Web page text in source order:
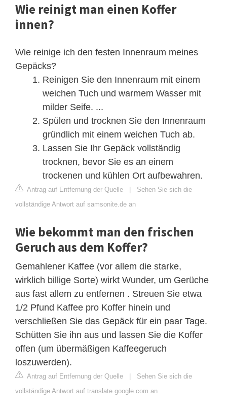
Wie reinigt man einen Koffer
innen?
Wie reinige ich den festen Innenraum meines
Gepäcks?
Reinigen Sie den Innenraum mit einem
weichen Tuch und warmem Wasser mit
milder Seife. ...
Spülen und trocknen Sie den Innenraum
gründlich mit einem weichen Tuch ab.
Lassen Sie Ihr Gepäck vollständig
trocknen, bevor Sie es an einem
trockenen und kühlen Ort aufbewahren.
Antrag auf Entfernung der Quelle | Sehen Sie sich die
vollständige Antwort auf samsonite.de an
Wie bekommt man den frischen
Geruch aus dem Koffer?
Gemahlener Kaffee (vor allem die starke,
wirklich billige Sorte) wirkt Wunder, um Gerüche
aus fast allem zu entfernen . Streuen Sie etwa
1/2 Pfund Kaffee pro Koffer hinein und
verschließen Sie das Gepäck für ein paar Tage.
Schütten Sie ihn aus und lassen Sie die Koffer
offen (um übermäßigen Kaffeegeruch
loszuwerden).
Antrag auf Entfernung der Quelle | Sehen Sie sich die
vollständige Antwort auf translate.google.com an